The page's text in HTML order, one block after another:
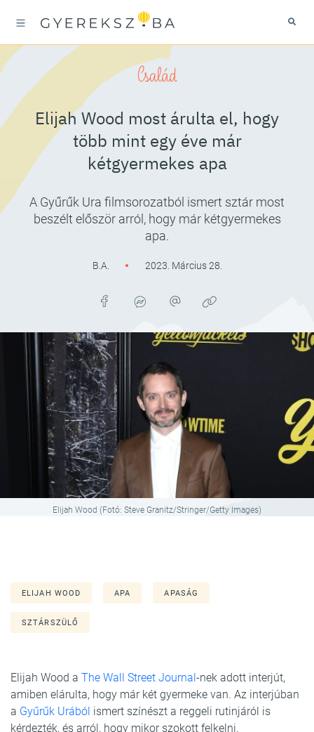
Család
Elijah Wood most árulta el, hogy
több mint egy éve már
kétgyermekes apa
A Gyűrűk Ura filmsorozatból ismert sztár most
beszélt először arról, hogy már kétgyermekes
apa.
B.A. 2023. Március 28.
Elijah Wood (Fotó: Steve Granitz/Stringer/Getty Images)
ELIJAH WOOD APA APASÁG
SZTÁRSZÜLŐ
Elijah Wood a The Wall Street Journal-nek adott interjút,
amiben elárulta, hogy már két gyermeke van. Az interjúban
a Gyűrűk Urából ismert színészt a reggeli rutinjáról is
kérdezték, és arról, hogy mikor szokott felkelni.